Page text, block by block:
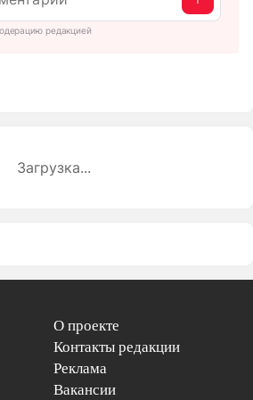
редакцией
Загрузка...
О проекте
Контакты редакции
Реклама
Вакансии